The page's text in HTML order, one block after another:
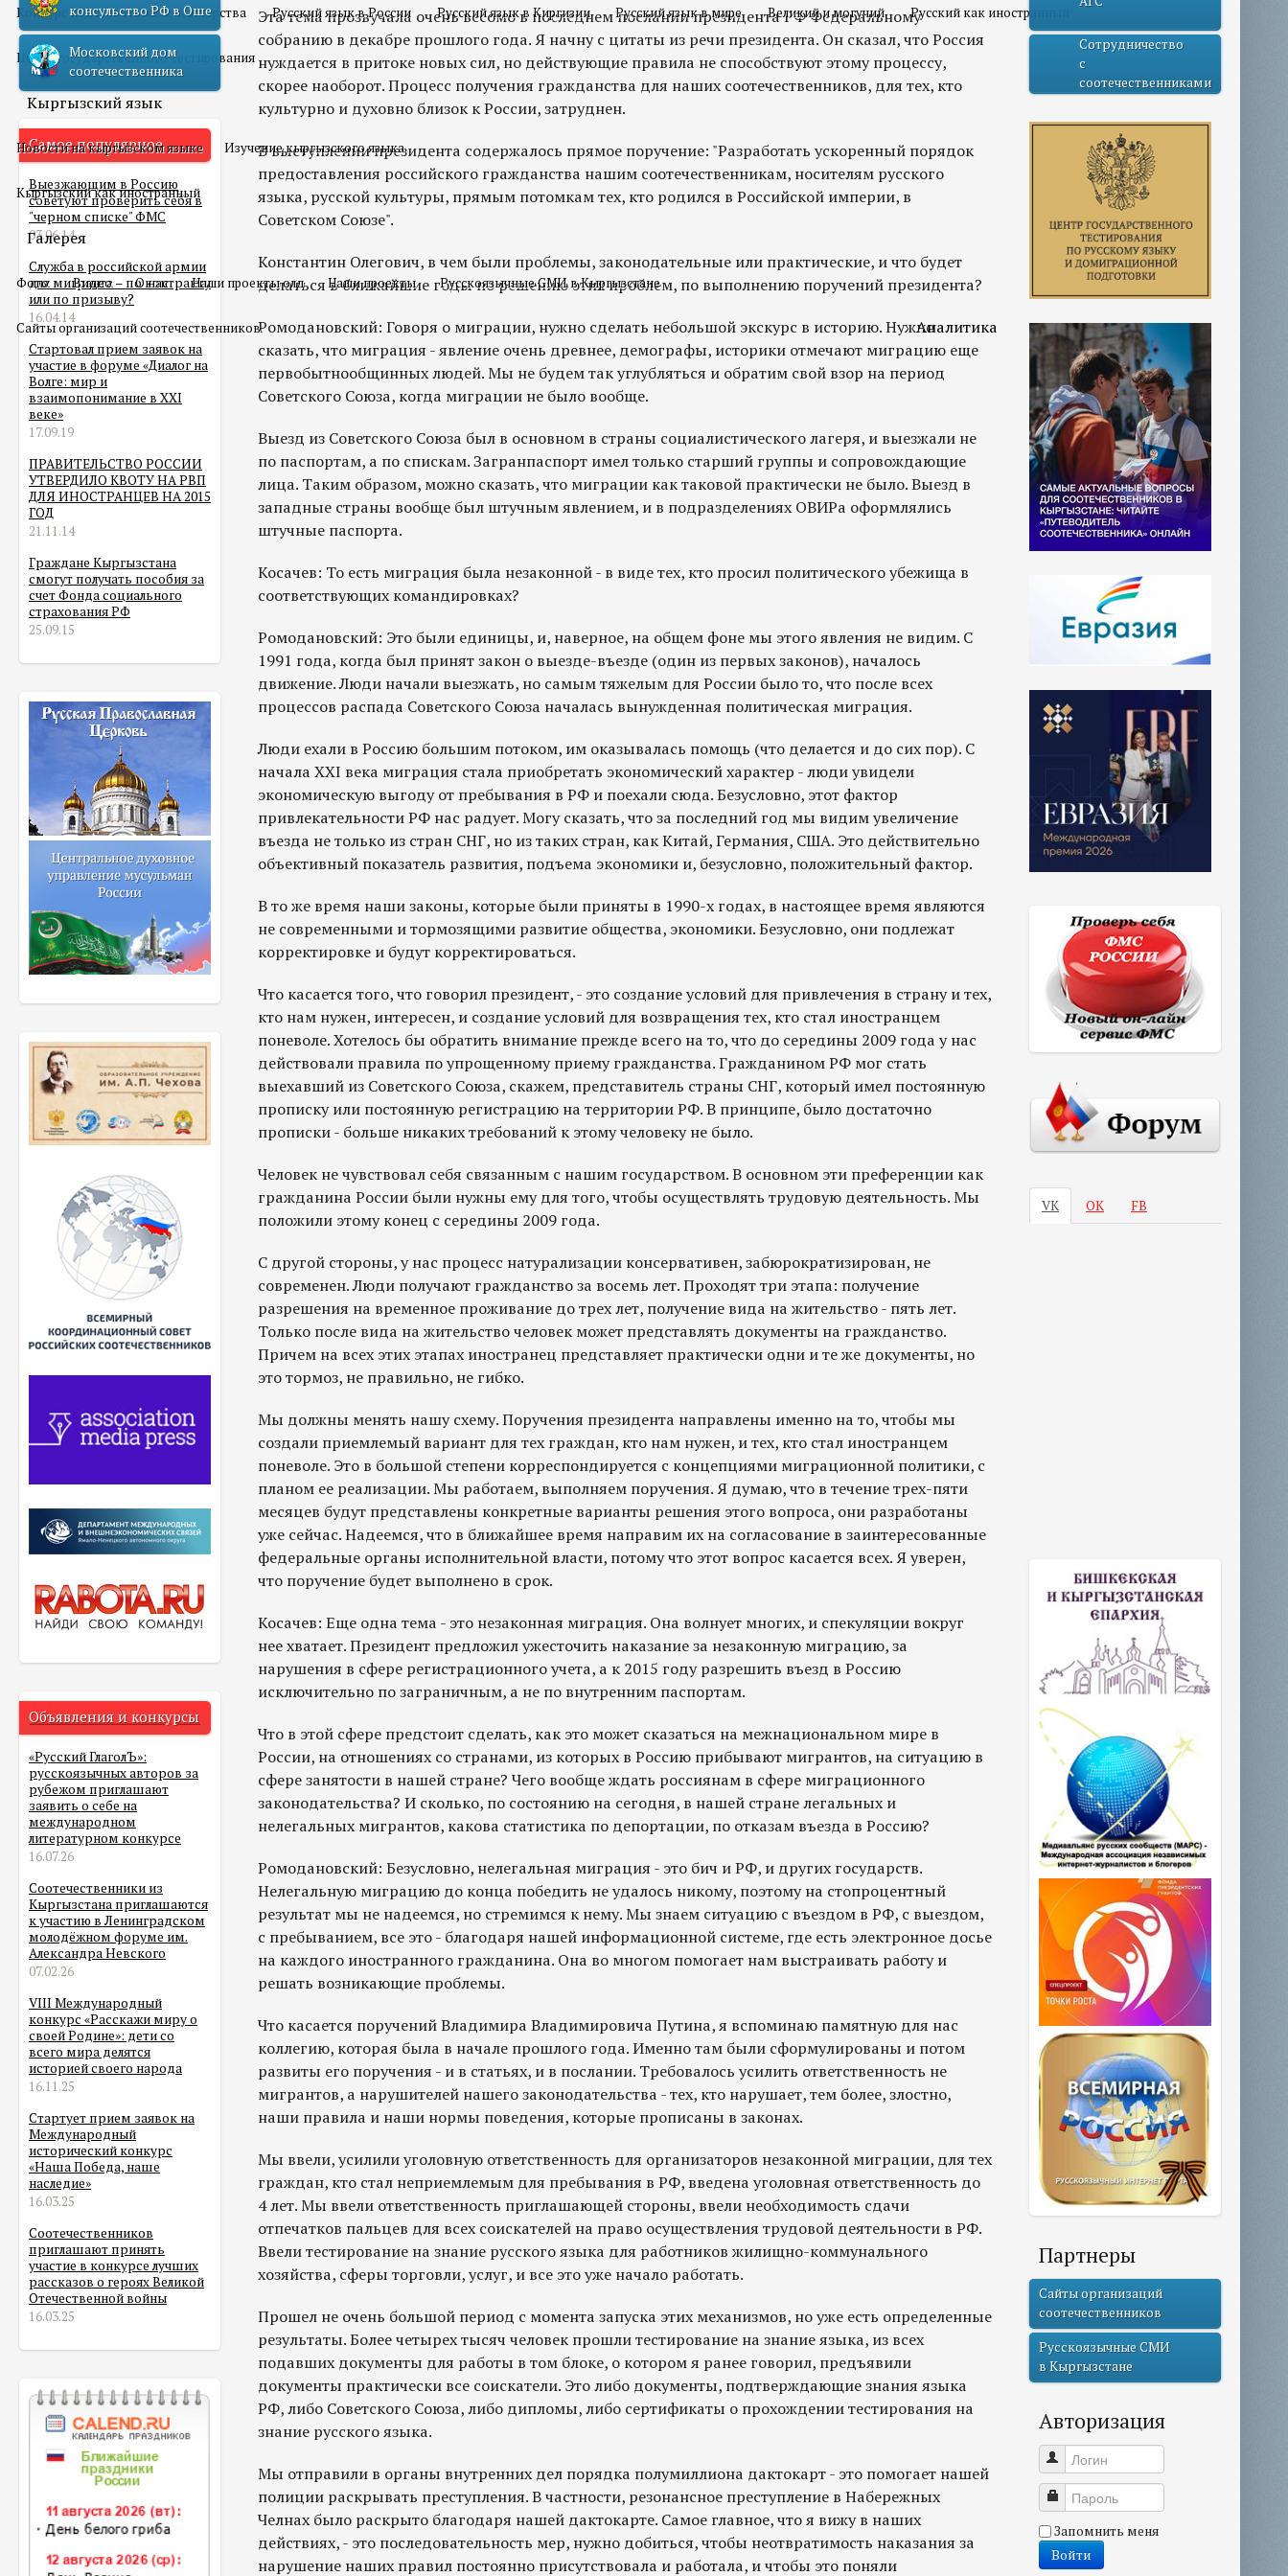
Конкурс педагогического мастерства Русский язык в России Русский язык в Киргизии Русский язык в мире Великий и могучий Русский как иностранный
Центр государственного тестирования
Кыргызский язык
Новости на кыргызском языке Изучение кыргызского языка
Кыргызский как иностранный
Галерея
Фото Видео О нас Наши проекты олд Наши проекты Русскоязычные СМИ в Кыргызстане
Сайты организаций соотечественников Аналитика
консульство РФ в Оше
Московский дом
соотечественника
Самое популярное
Выезжающим в Россию
советуют проверить себя в
"черном списке" ФМС
03.06.14
Служба в российской армии
для мигранта – по контракту
или по призыву?
16.04.14
Стартовал прием заявок на
участие в форуме «Диалог на
Волге: мир и
взаимопонимание в XXI
веке»
17.09.19
ПРАВИТЕЛЬСТВО РОССИИ
УТВЕРДИЛО КВОТУ НА РВП
ДЛЯ ИНОСТРАНЦЕВ НА 2015
ГОД
21.11.14
Граждане Кыргызстана
смогут получать пособия за
счет Фонда социального
страхования РФ
25.09.15
Объявления и конкурсы
«Русский ГлаголЪ»:
русскоязычных авторов за
рубежом приглашают
заявить о себе на
международном
литературном конкурсе
16.07.26
Соотечественники из
Кыргызстана приглашаются
к участию в Ленинградском
молодёжном форуме им.
Александра Невского
07.02.26
VIII Международный
конкурс «Расскажи миру о
своей Родине»: дети со
всего мира делятся
историей своего народа
16.11.25
Стартует прием заявок на
Международный
исторический конкурс
«Наша Победа, наше
наследие»
16.03.25
Соотечественников
приглашают принять
участие в конкурсе лучших
рассказов о героях Великой
Отечественной войны
16.03.25
Эта тема прозвучала очень весомо в последнем послании президента РФ Федеральному
собранию в декабре прошлого года. Я начну с цитаты из речи президента. Он сказал, что Россия
нуждается в притоке новых сил, но действующие правила не способствуют этому процессу,
скорее наоборот. Процесс получения гражданства для наших соотечественников, для тех, кто
культурно и духовно близок к России, затруднен.
В выступлении президента содержалось прямое поручение: "Разработать ускоренный порядок
предоставления российского гражданства нашим соотечественникам, носителям русского
языка, русской культуры, прямым потомкам тех, кто родился в Российской империи, в
Советском Союзе".
Константин Олегович, в чем были проблемы, законодательные или практические, и что будет
делаться в ближайшие годы по решению этих проблем, по выполнению поручений президента?
Ромодановский: Говоря о миграции, нужно сделать небольшой экскурс в историю. Нужно
сказать, что миграция - явление очень древнее, демографы, историки отмечают миграцию еще
первобытнообщинных людей. Мы не будем так углубляться и обратим свой взор на период
Советского Союза, когда миграции не было вообще.
Выезд из Советского Союза был в основном в страны социалистического лагеря, и выезжали не
по паспортам, а по спискам. Загранпаспорт имел только старший группы и сопровождающие
лица. Таким образом, можно сказать, что миграции как таковой практически не было. Выезд в
западные страны вообще был штучным явлением, и в подразделениях ОВИРа оформлялись
штучные паспорта.
Косачев: То есть миграция была незаконной - в виде тех, кто просил политического убежища в
соответствующих командировках?
Ромодановский: Это были единицы, и, наверное, на общем фоне мы этого явления не видим. С
1991 года, когда был принят закон о выезде-въезде (один из первых законов), началось
движение. Люди начали выезжать, но самым тяжелым для России было то, что после всех
процессов распада Советского Союза началась вынужденная политическая миграция.
Люди ехали в Россию большим потоком, им оказывалась помощь (что делается и до сих пор). С
начала XXI века миграция стала приобретать экономический характер - люди увидели
экономическую выгоду от пребывания в РФ и поехали сюда. Безусловно, этот фактор
привлекательности РФ нас радует. Могу сказать, что за последний год мы видим увеличение
въезда не только из стран СНГ, но из таких стран, как Китай, Германия, США. Это действительно
объективный показатель развития, подъема экономики и, безусловно, положительный фактор.
В то же время наши законы, которые были приняты в 1990-х годах, в настоящее время являются
не современными и тормозящими развитие общества, экономики. Безусловно, они подлежат
корректировке и будут корректироваться.
Что касается того, что говорил президент, - это создание условий для привлечения в страну и тех,
кто нам нужен, интересен, и создание условий для возвращения тех, кто стал иностранцем
поневоле. Хотелось бы обратить внимание прежде всего на то, что до середины 2009 года у нас
действовали правила по упрощенному приему гражданства. Гражданином РФ мог стать
выехавший из Советского Союза, скажем, представитель страны СНГ, который имел постоянную
прописку или постоянную регистрацию на территории РФ. В принципе, было достаточно
прописки - больше никаких требований к этому человеку не было.
Человек не чувствовал себя связанным с нашим государством. В основном эти преференции как
гражданина России были нужны ему для того, чтобы осуществлять трудовую деятельность. Мы
положили этому конец с середины 2009 года.
С другой стороны, у нас процесс натурализации консервативен, забюрократизирован, не
современен. Люди получают гражданство за восемь лет. Проходят три этапа: получение
разрешения на временное проживание до трех лет, получение вида на жительство - пять лет.
Только после вида на жительство человек может представлять документы на гражданство.
Причем на всех этих этапах иностранец представляет практически одни и те же документы, но
это тормоз, не правильно, не гибко.
Мы должны менять нашу схему. Поручения президента направлены именно на то, чтобы мы
создали приемлемый вариант для тех граждан, кто нам нужен, и тех, кто стал иностранцем
поневоле. Это в большой степени корреспондируется с концепциями миграционной политики, с
планом ее реализации. Мы работаем, выполняем поручения. Я думаю, что в течение трех-пяти
месяцев будут представлены конкретные варианты решения этого вопроса, они разработаны
уже сейчас. Надеемся, что в ближайшее время направим их на согласование в заинтересованные
федеральные органы исполнительной власти, потому что этот вопрос касается всех. Я уверен,
что поручение будет выполнено в срок.
Косачев: Еще одна тема - это незаконная миграция. Она волнует многих, и спекуляции вокруг
нее хватает. Президент предложил ужесточить наказание за незаконную миграцию, за
нарушения в сфере регистрационного учета, а к 2015 году разрешить въезд в Россию
исключительно по заграничным, а не по внутренним паспортам.
Что в этой сфере предстоит сделать, как это может сказаться на межнациональном мире в
России, на отношениях со странами, из которых в Россию прибывают мигрантов, на ситуацию в
сфере занятости в нашей стране? Чего вообще ждать россиянам в сфере миграционного
законодательства? И сколько, по состоянию на сегодня, в нашей стране легальных и
нелегальных мигрантов, какова статистика по депортации, по отказам въезда в Россию?
Ромодановский: Безусловно, нелегальная миграция - это бич и РФ, и других государств.
Нелегальную миграцию до конца победить не удалось никому, поэтому на стопроцентный
результат мы не надеемся, но стремимся к нему. Мы знаем ситуацию с въездом в РФ, с выездом,
с пребыванием, все это - благодаря нашей информационной системе, где есть электронное досье
на каждого иностранного гражданина. Она во многом помогает нам выстраивать работу и
решать возникающие проблемы.
Что касается поручений Владимира Владимировича Путина, я вспоминаю памятную для нас
коллегию, которая была в начале прошлого года. Именно там были сформулированы и потом
развиты его поручения - и в статьях, и в послании. Требовалось усилить ответственность не
мигрантов, а нарушителей нашего законодательства - тех, кто нарушает, тем более, злостно,
наши правила и наши нормы поведения, которые прописаны в законах.
Мы ввели, усилили уголовную ответственность для организаторов незаконной миграции, для тех
граждан, кто стал неприемлемым для пребывания в РФ, введена уголовная ответственность до
4 лет. Мы ввели ответственность приглашающей стороны, ввели необходимость сдачи
отпечатков пальцев для всех соискателей на право осуществления трудовой деятельности в РФ.
Ввели тестирование на знание русского языка для работников жилищно-коммунального
хозяйства, сферы торговли, услуг, и все это уже начало работать.
Прошел не очень большой период с момента запуска этих механизмов, но уже есть определенные
результаты. Более четырех тысяч человек прошли тестирование на знание языка, из всех
подавших документы для работы в том блоке, о котором я ранее говорил, предъявили
документы практически все соискатели. Это либо документы, подтверждающие знания языка
РФ, либо Советского Союза, либо дипломы, либо сертификаты о прохождении тестирования на
знание русского языка.
Мы отправили в органы внутренних дел порядка полумиллиона дактокарт - это помогает нашей
полиции раскрывать преступления. В частности, резонансное преступление в Набережных
Челнах было раскрыто благодаря нашей дактокарте. Самое главное, что я вижу в наших
действиях, - это последовательность мер, нужно добиться, чтобы неотвратимость наказания за
нарушение наших правил постоянно присутствовала и работала, и чтобы это поняли
Сотрудничество
с
соотечественниками
VK ОК FB
Партнеры
Сайты организаций
соотечественников
Русскоязычные СМИ
в Кыргызстане
Авторизация
Логин
Пароль
Запомнить меня
Войти